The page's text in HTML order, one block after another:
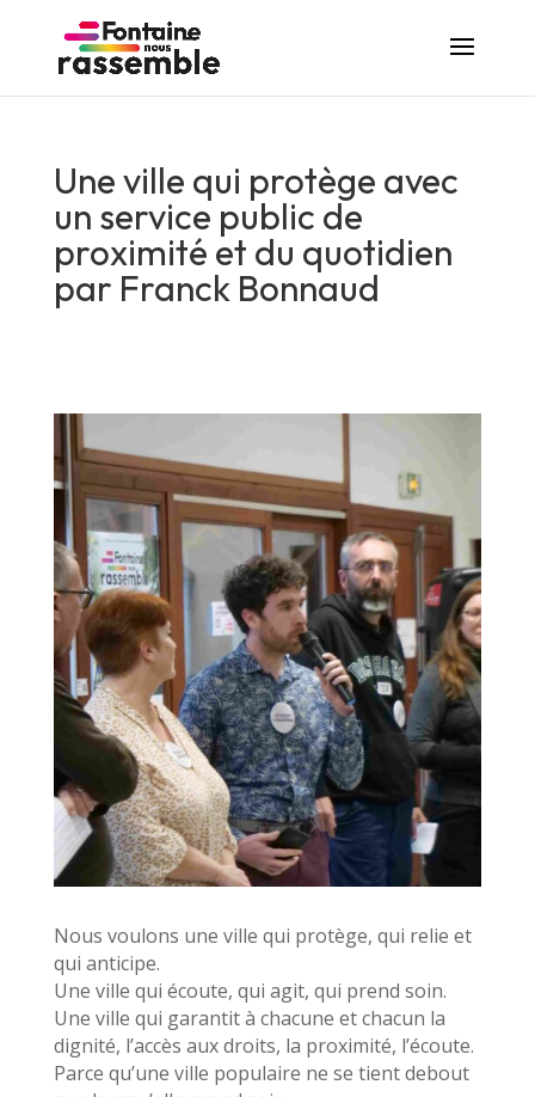
Une ville qui protège avec
un service public de
proximité et du quotidien
par Franck Bonnaud
Nous voulons une ville qui protège, qui relie et
qui anticipe.
Une ville qui écoute, qui agit, qui prend soin.
Une ville qui garantit à chacune et chacun la
dignité, l’accès aux droits, la proximité, l’écoute.
Parce qu’une ville populaire ne se tient debout